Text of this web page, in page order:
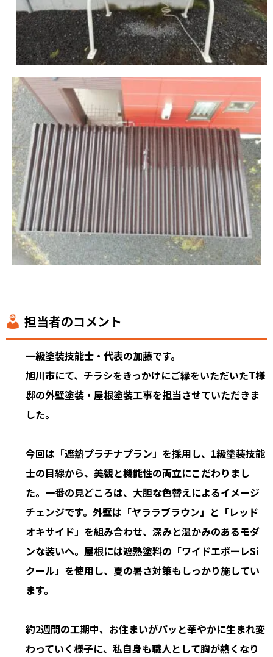
担当者のコメント
一級塗装技能士・代表の加藤です。
旭川市にて、チラシをきっかけにご縁をいただいたT様
邸の外壁塗装・屋根塗装工事を担当させていただきま
した。
今回は「遮熱プラチナプラン」を採用し、1級塗装技能
士の目線から、美観と機能性の両立にこだわりまし
た。一番の見どころは、大胆な色替えによるイメージ
チェンジです。外壁は「ヤララブラウン」と「レッド
オキサイド」を組み合わせ、深みと温かみのあるモダ
ンな装いへ。屋根には遮熱塗料の「ワイドエポーレSi
クール」を使用し、夏の暑さ対策もしっかり施してい
ます。
約2週間の工期中、お住まいがパッと華やかに生まれ変
わっていく様子に、私自身も職人として胸が熱くなり